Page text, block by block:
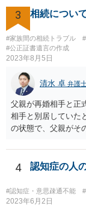
方に対して， ・相
と ・今後一切の連
ようであれば警察へ
書面を発送してもら
3 相続につい
#家族間の相続トラブル
#公正証書遺言の作成
2023年8月5日
清水 卓 弁護
父親が再婚相手と正
相手と別居してい
の状態で、父親がそ
が、再婚相手の遺留
（子）に対して遺
の地域等の弁護士に
【参考】民法 （遺
4 認知症の人
#認知症・意思疎通不能
2023年6月2日